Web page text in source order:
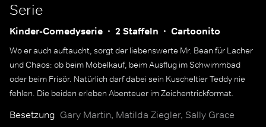
Serie
Kinder-Comedyserie 2 Staffeln Cartoonito
Wo er auch auftaucht, sorgt der liebenswerte Mr. Bean für Lacher
und Chaos: ob beim Möbelkauf, beim Ausflug im Schwimmbad
oder beim Frisör. Natürlich darf dabei sein Kuscheltier Teddy nie
fehlen. Die beiden erleben Abenteuer im Zeichentrickformat.
Besetzung Gary Martin, Matilda Ziegler, Sally Grace